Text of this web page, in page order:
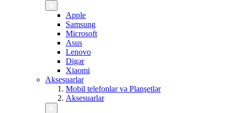
Apple
Samsung
Microsoft
Asus
Lenovo
Digər
Xiaomi
Aksesuarlar
Mobil telefonlar və Planşetlər
Aksesuarlar